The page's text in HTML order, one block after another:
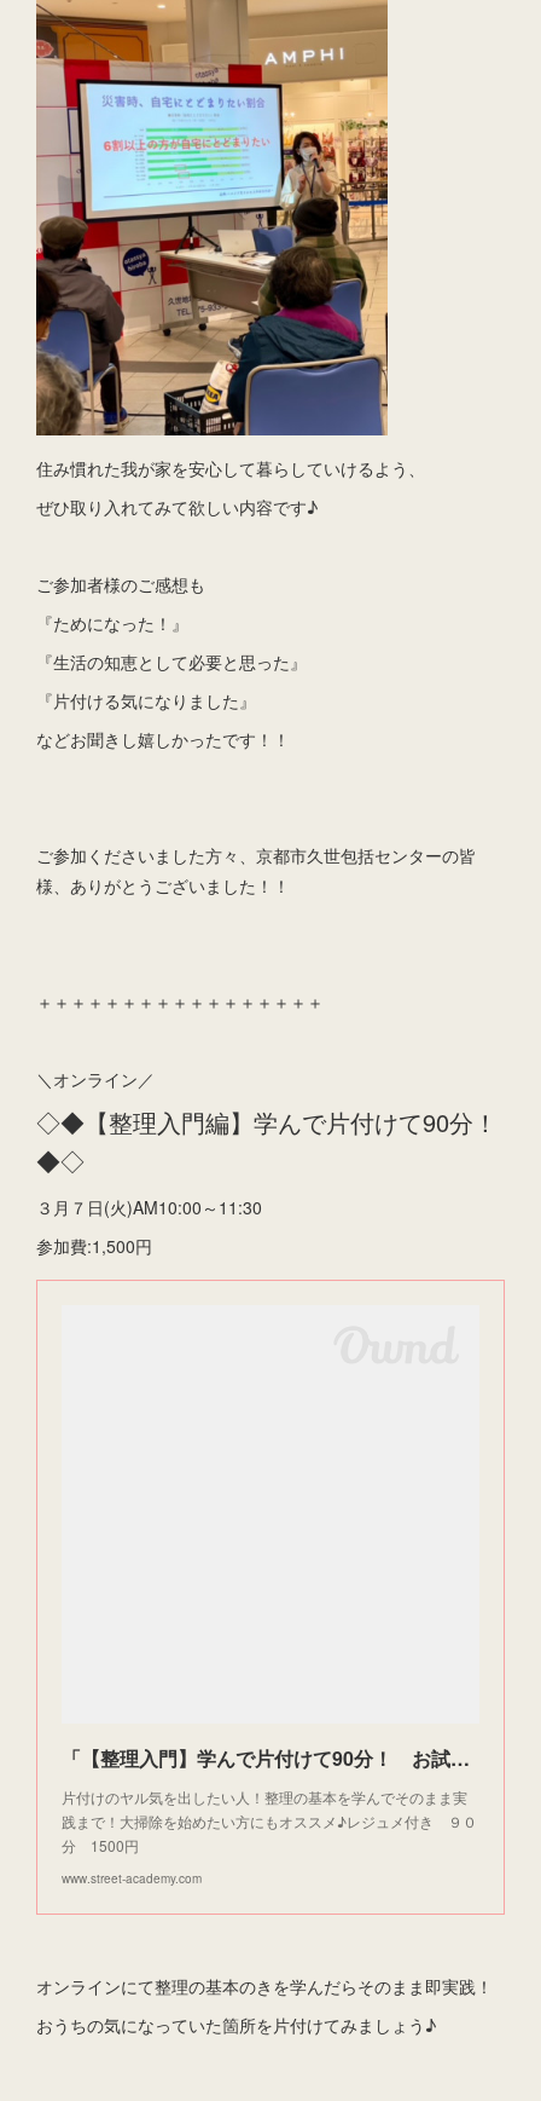
住み慣れた我が家を安心して暮らしていけるよう、
ぜひ取り入れてみて欲しい内容です♪
ご参加者様のご感想も
『ためになった！』
『生活の知恵として必要と思った』
『片付ける気になりました』
などお聞きし嬉しかったです！！
ご参加くださいました方々、京都市久世包括センターの皆
様、ありがとうございました！！
＋＋＋＋＋＋＋＋＋＋＋＋＋＋＋＋＋
＼オンライン／
◇◆【整理入門編】学んで片付けて90分！
◆◇
３月７日(火)AM10:00～11:30
参加費:1,500円
「【整理入門】学んで片付けて90分！ お試し価格1500円」by 吉川 晶子 | ストアカ
片付けのヤル気を出したい人！整理の基本を学んでそのまま実
践まで！大掃除を始めたい方にもオススメ♪レジュメ付き ９０
分 1500円
www.street-academy.com
オンラインにて整理の基本のきを学んだらそのまま即実践！
おうちの気になっていた箇所を片付けてみましょう♪